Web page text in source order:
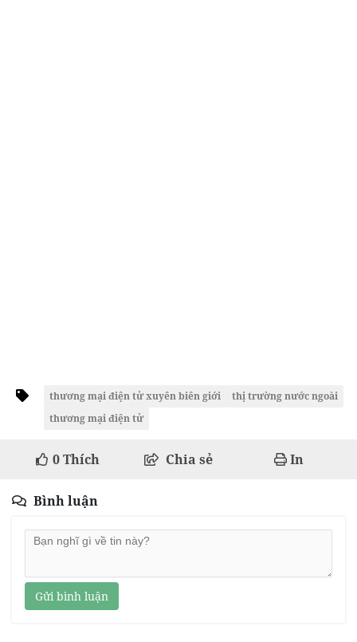
thương mại điện tử xuyên biên giới
thị trường nước ngoài
thương mại điện tử
0Thích Chia sẻ In
Bình luận
Gửi bình luận